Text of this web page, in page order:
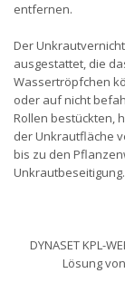
entfernen.
Der
ausgestattet, die
Wassertröpfchen
oder auf nicht
Rollen bestückten,
der Unkrautfläche
bis zu den
Unkrautbeseitigung.
DYNASET KPL-
Lösung